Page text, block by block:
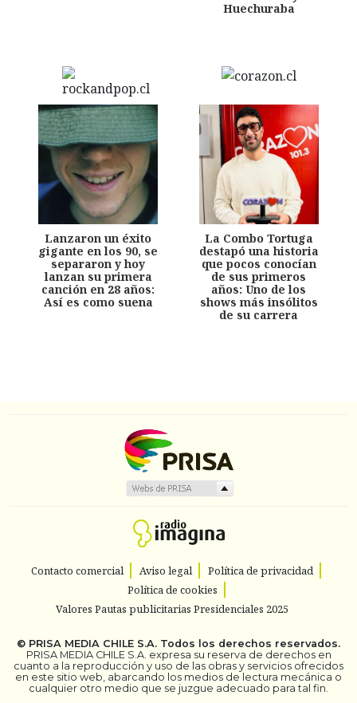
Huechuraba
Lanzaron un éxito
gigante en los 90, se
separaron y hoy
lanzan su primera
canción en 28 años:
Así es como suena
La Combo Tortuga
destapó una historia
que pocos conocían
de sus primeros
años: Uno de los
shows más insólitos
de su carrera
Contacto comercial Aviso legal
Política de privacidad
Política de cookies
Valores Pautas publicitarias Presidenciales 2025
© PRISA MEDIA CHILE S.A. Todos los derechos reservados.
PRISA MEDIA CHILE S.A. expresa su reserva de derechos en
cuanto a la reproducción y uso de las obras y servicios ofrecidos
en este sitio web, abarcando los medios de lectura mecánica o
cualquier otro medio que se juzgue adecuado para tal fin.